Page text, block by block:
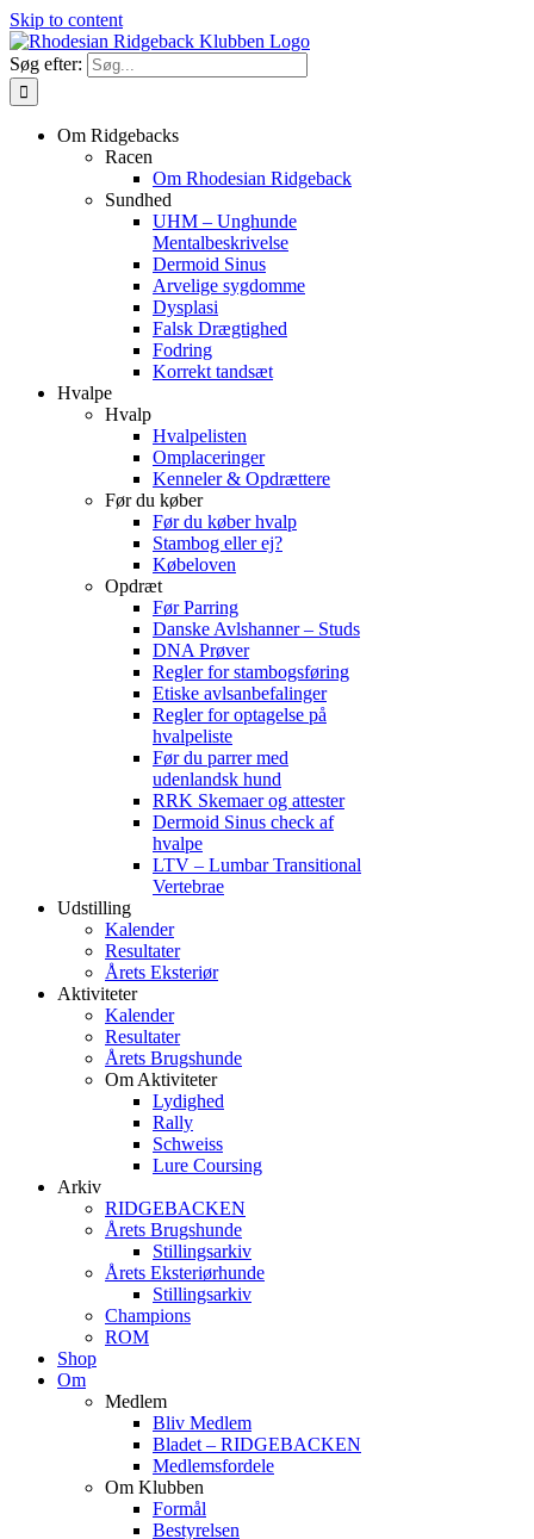
Skip to content
Søg efter:
Om Ridgebacks
Racen
Om Rhodesian Ridgeback
Sundhed
UHM – Unghunde
Mentalbeskrivelse
Dermoid Sinus
Arvelige sygdomme
Dysplasi
Falsk Drægtighed
Fodring
Korrekt tandsæt
Hvalpe
Hvalp
Hvalpelisten
Omplaceringer
Kenneler & Opdrættere
Før du køber
Før du køber hvalp
Stambog eller ej?
Købeloven
Opdræt
Før Parring
Danske Avlshanner – Studs
DNA Prøver
Regler for stambogsføring
Etiske avlsanbefalinger
Regler for optagelse på
hvalpeliste
Før du parrer med
udenlandsk hund
RRK Skemaer og attester
Dermoid Sinus check af
hvalpe
LTV – Lumbar Transitional
Vertebrae
Udstilling
Kalender
Resultater
Årets Eksteriør
Aktiviteter
Kalender
Resultater
Årets Brugshunde
Om Aktiviteter
Lydighed
Rally
Schweiss
Lure Coursing
Arkiv
RIDGEBACKEN
Årets Brugshunde
Stillingsarkiv
Årets Eksteriørhunde
Stillingsarkiv
Champions
ROM
Shop
Om
Medlem
Bliv Medlem
Bladet – RIDGEBACKEN
Medlemsfordele
Om Klubben
Formål
Bestyrelsen